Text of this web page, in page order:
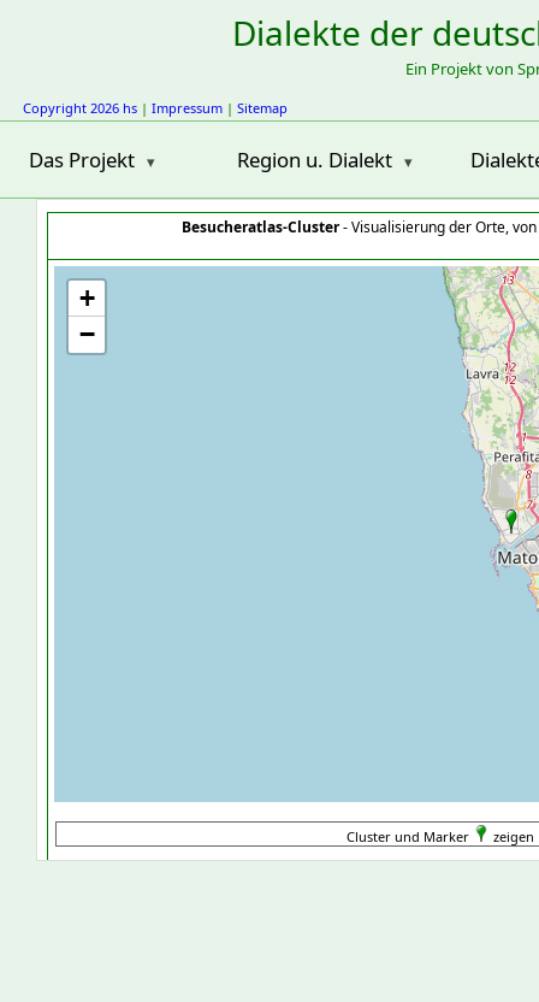
Dialekte der
Ein Projekt von
Copyright 2026 hs | Impressum | Sitemap
Das Projekt Region u. Dialekt
Besucheratlas-Cluster- Visualisierung der Orte,
+
−
Cluster und Marker zeigen